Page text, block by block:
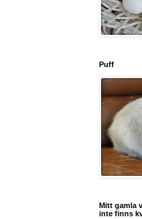
Puff
Mitt gamla
inte finns